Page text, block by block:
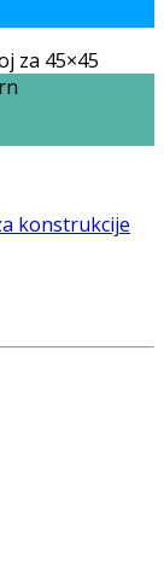
za 45×45
konstrukcije